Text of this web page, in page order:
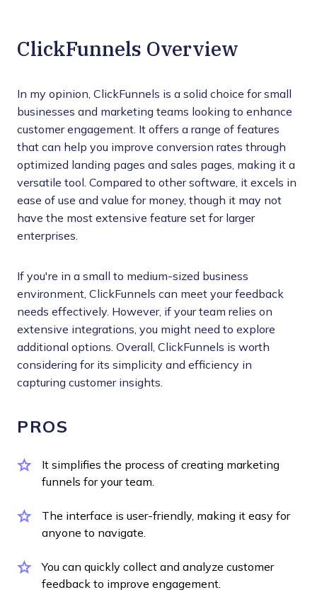
ClickFunnels Overview
In my opinion, ClickFunnels is a solid choice for small
businesses and marketing teams looking to enhance
customer engagement. It offers a range of features
that can help you improve conversion rates through
optimized landing pages and sales pages, making it a
versatile tool. Compared to other software, it excels in
ease of use and value for money, though it may not
have the most extensive feature set for larger
enterprises.
If you're in a small to medium-sized business
environment, ClickFunnels can meet your feedback
needs effectively. However, if your team relies on
extensive integrations, you might need to explore
additional options. Overall, ClickFunnels is worth
considering for its simplicity and efficiency in
capturing customer insights.
PROS
It simplifies the process of creating marketing
funnels for your team.
The interface is user-friendly, making it easy for
anyone to navigate.
You can quickly collect and analyze customer
feedback to improve engagement.